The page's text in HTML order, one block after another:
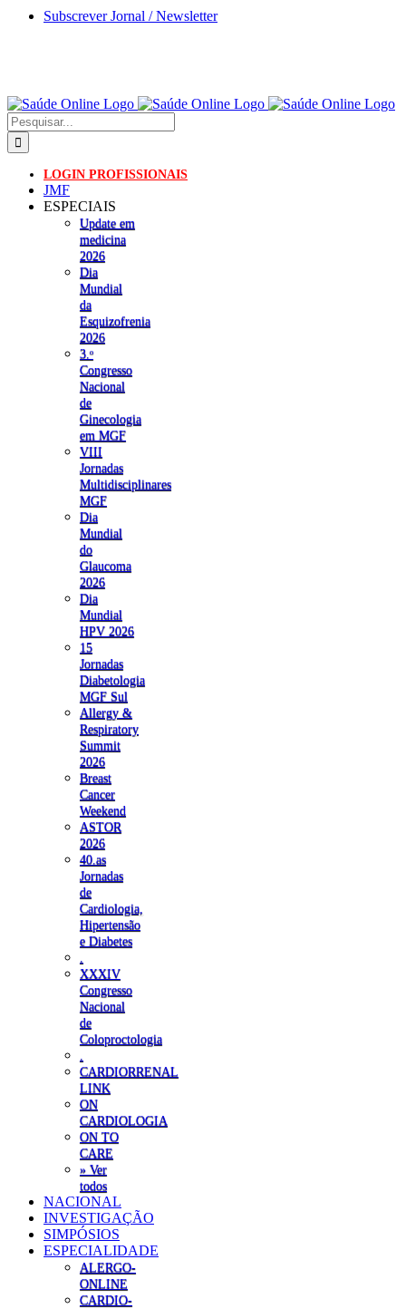
Skip
Subscrever Jornal / Newsletter
Pesquisar
LOGIN PROFISSIONAIS
JMF
ESPECIAIS
Update em
medicina
2026
Dia
Mundial
da
Esquizofrenia
2026
3.ᵒ
Congresso
Nacional
de
Ginecologia
em MGF
VIII
Jornadas
Multidisciplinares
MGF
Dia
Mundial
do
Glaucoma
2026
Dia
Mundial
HPV 2026
15
Jornadas
Diabetologia
MGF Sul
Allergy &
Respiratory
Summit
2026
Breast
Cancer
Weekend
ASTOR
2026
40.as
Jornadas
de
Cardiologia,
Hipertensão
e Diabetes
XXXIV
Congresso
Nacional
de
Coloproctologia
CARDIORRENAL
LINK
ON
CARDIOLOGIA
ON TO
CARE
» Ver
todos
NACIONAL
INVESTIGAÇÃO
SIMPÓSIOS
ESPECIALIDADE
ALERGO-
ONLINE
CARDIO-